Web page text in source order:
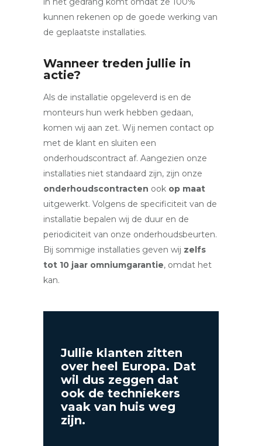
kunnen rekenen op de goede werking van
de geplaatste installaties.
Wanneer treden jullie in
actie?
Als de installatie opgeleverd is en de
monteurs hun werk hebben gedaan,
komen wij aan zet. Wij nemen contact op
met de klant en sluiten een
onderhoudscontract af. Aangezien onze
installaties niet standaard zijn, zijn onze
onderhoudscontracten ook op maat
uitgewerkt. Volgens de specificiteit van de
installatie bepalen wij de duur en de
periodiciteit van onze onderhoudsbeurten.
Bij sommige installaties geven wij zelfs
tot 10 jaar omniumgarantie, omdat het
kan.
Jullie klanten zitten
over heel Europa. Dat
wil dus zeggen dat
ook de techniekers
vaak van huis weg
zijn.